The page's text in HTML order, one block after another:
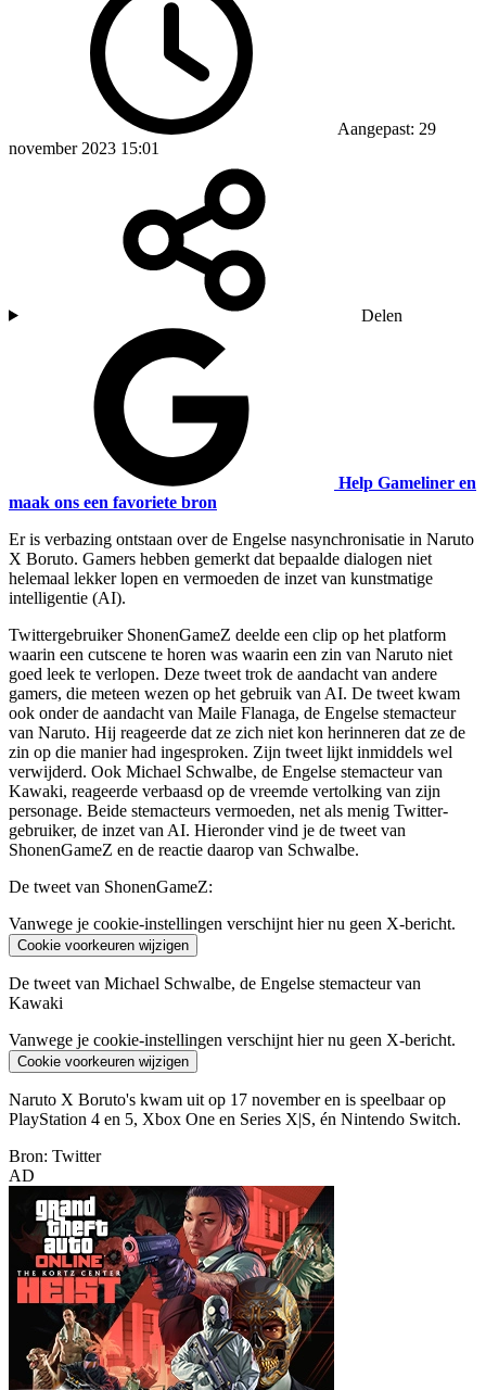
Aangepast: 29
november 2023 15:01
Delen
Help Gameliner en
maak ons een favoriete bron
Er is verbazing ontstaan over de Engelse nasynchronisatie in Naruto
X Boruto. Gamers hebben gemerkt dat bepaalde dialogen niet
helemaal lekker lopen en vermoeden de inzet van kunstmatige
intelligentie (AI).
Twittergebruiker ShonenGameZ deelde een clip op het platform
waarin een cutscene te horen was waarin een zin van Naruto niet
goed leek te verlopen. Deze tweet trok de aandacht van andere
gamers, die meteen wezen op het gebruik van AI. De tweet kwam
ook onder de aandacht van Maile Flanaga, de Engelse stemacteur
van Naruto. Hij reageerde dat ze zich niet kon herinneren dat ze de
zin op die manier had ingesproken. Zijn tweet lijkt inmiddels wel
verwijderd. Ook Michael Schwalbe, de Engelse stemacteur van
Kawaki, reageerde verbaasd op de vreemde vertolking van zijn
personage. Beide stemacteurs vermoeden, net als menig Twitter-
gebruiker, de inzet van AI. Hieronder vind je de tweet van
ShonenGameZ en de reactie daarop van Schwalbe.
De tweet van ShonenGameZ:
Vanwege je cookie-instellingen verschijnt hier nu geen X-bericht.
Cookie voorkeuren wijzigen
De tweet van Michael Schwalbe, de Engelse stemacteur van
Kawaki
Vanwege je cookie-instellingen verschijnt hier nu geen X-bericht.
Cookie voorkeuren wijzigen
Naruto X Boruto's kwam uit op 17 november en is speelbaar op
PlayStation 4 en 5, Xbox One en Series X|S, én Nintendo Switch.
Bron: Twitter
AD